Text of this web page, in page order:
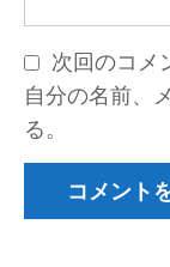
次回のコメ
自分の名前、
る。